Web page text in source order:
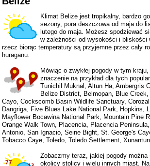
Klimat Belize jest tropikalny, bardzo
sezony, pora deszczowa od maja do
lutego do maja. Możesz spodziewać
w zależności od wysokości i bliskości
rzecz biorąc temperatury są przyjemne przez cały
huraganu.
Mówiąc o zwykłej pogody w tym
znaczenie na przykład dla tych
Tunichil Muknal, Altun Ha, Ambergris
Belize District, Belmopan, Blue Creek,
Cayo, Cockscomb Basin Wildlife Sanctuary, Corozal
Dangriga, Five Blues Lake National Park, Hopkins,
Mayflower Bocawina National Park, Mountain Pine
Orange Walk Town, Placencia, Placencia
Antonio, San Ignacio, Seine Bight, St. George's
Tobacco Caye, Toledo, Toledo Settlement,
Zobaczmy teraz, jakiej pogody
okolicy stolicy i wielu innych miast.